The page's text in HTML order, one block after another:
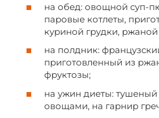
на обед: овощной суп-
паровые котлеты,
куриной грудки, ржаной
на полдник:
приготовленный из
фруктозы;
на ужин диеты: тушеный
овощами, на гарнир